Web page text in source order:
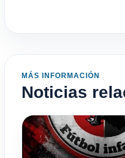
MÁS INFORMACIÓN
Noticias